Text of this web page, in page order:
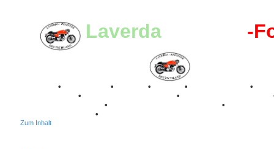
Laverda-Register -
• • • •
•
• •
• •
•
Zum Inhalt